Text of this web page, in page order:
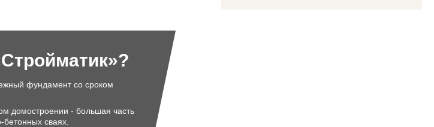
фундамент со сроком
домостроении - большая часть
сваях.